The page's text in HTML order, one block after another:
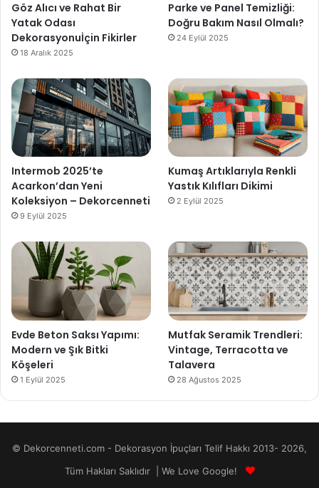
Göz Alıcı ve Rahat Bir
Yatak Odası
Dekorasyonuİçin Fikirler
18 Aralık 2025
Parke ve Panel Temizliği:
Doğru Bakım Nasıl Olmalı?
24 Eylül 2025
Intermob 2025’te
Acarkon’dan Yeni
Koleksiyon – Dekorcenneti
9 Eylül 2025
Kumaş Artıklarıyla Renkli
Yastık Kılıfları Dikimi
2 Eylül 2025
Evde Beton Saksı Yapımı:
Modern ve Şık Bitki
Köşeleri
1 Eylül 2025
Mutfak Seramik Trendleri:
Vintage, Terracotta ve
Talavera
28 Ağustos 2025
© Dekorcenneti.com - Dekorasyon İpuçları Telif Hakkı 2013- 2026,
Tüm Hakları Saklıdır | We Love Google!